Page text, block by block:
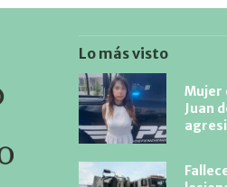
Lo más visto
Mujer
Juan